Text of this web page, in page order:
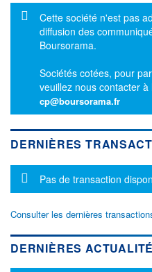
Message d'information
Cette société n'est pas
diffusion des
Boursorama.
Sociétés cotées, pour
veuillez nous contacter
cp@boursorama.fr
DERNIÈRES
Message d'information
Pas de transaction
Consulter les dernières
DERNIÈRES